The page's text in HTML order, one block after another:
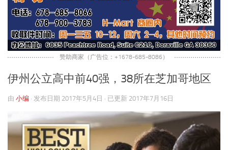
赞助商家（广告位：+1678-685-8086）
伊州公立高中前40强，38所在芝加哥地区
由 小编 · 发布日期 2017年5月4日 · 已更新 2017年7月16日